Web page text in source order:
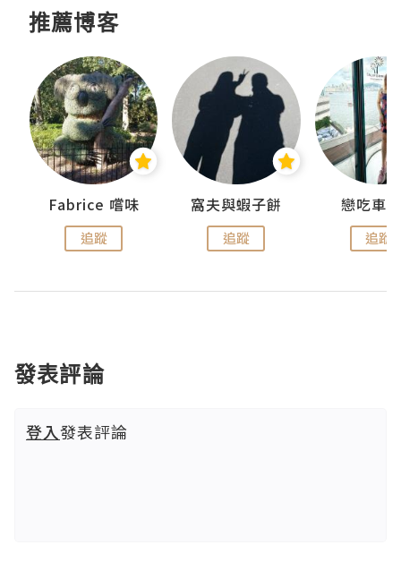
推薦博客
Fabrice 嚐味
追蹤
窩夫與蝦子餅
追蹤
戀吃車
追蹤
發表評論
登入發表評論